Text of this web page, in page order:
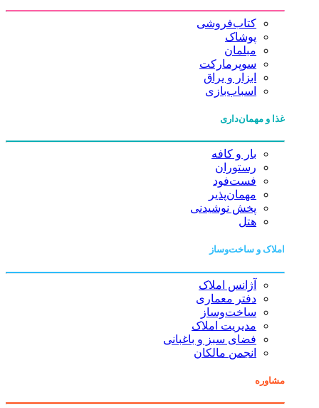
کتاب‌فروشی
پوشاک
مبلمان
سوپرمارکت
ابزار و یراق
اسباب‌بازی
غذا و مهمان‌داری
بار و کافه
رستوران
فست‌فود
مهمان‌پذیر
پخش نوشیدنی
هتل
املاک و ساخت‌وساز
آژانس املاک
دفتر معماری
ساخت‌وساز
مدیریت املاک
فضای سبز و باغبانی
انجمن مالکان
مشاوره